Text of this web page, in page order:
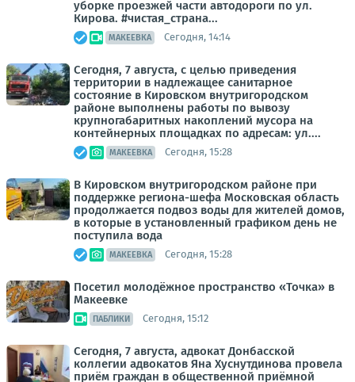
уборке проезжей части автодороги по ул.
Кирова. #чистая_страна...
МАКЕЕВКА Сегодня, 14:14
Сегодня, 7 августа, с целью приведения
территории в надлежащее санитарное
состояние в Кировском внутригородском
районе выполнены работы по вывозу
крупногабаритных накоплений мусора на
контейнерных площадках по адресам: ул....
МАКЕЕВКА Сегодня, 15:28
В Кировском внутригородском районе при
поддержке региона-шефа Московская область
продолжается подвоз воды для жителей домов,
в которые в установленный графиком день не
поступила вода
МАКЕЕВКА Сегодня, 15:28
Посетил молодёжное пространство «Точка» в
Макеевке
ПАБЛИКИ Сегодня, 15:12
Сегодня, 7 августа, адвокат Донбасской
коллегии адвокатов Яна Хуснутдинова провела
приём граждан в общественной приёмной